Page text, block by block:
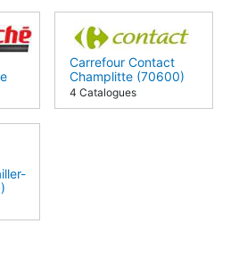
Carrefour Contact
Champlitte (70600)
4 Catalogues